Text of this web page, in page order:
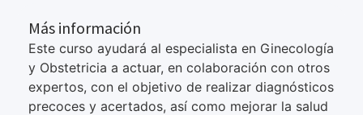
Más información
Este curso ayudará al especialista en Ginecología
y Obstetricia a actuar, en colaboración con otros
expertos, con el objetivo de realizar diagnósticos
precoces y acertados, así como mejorar la salud